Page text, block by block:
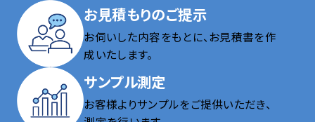
お見積もりのご提示
お伺いした内容をもとに、お見積書を作
成いたします。
サンプル測定
お客様よりサンプルをご提供いただき、